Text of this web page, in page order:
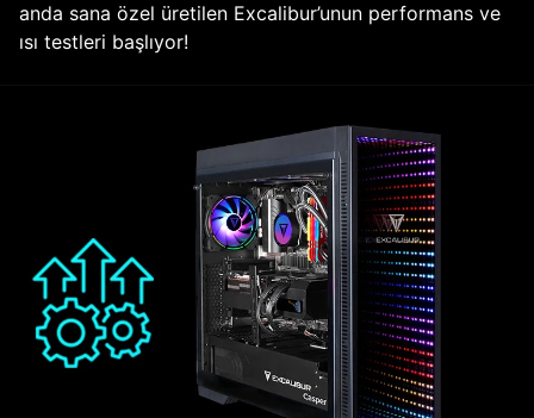
anda sana özel üretilen Excalibur’unun performans ve
ısı testleri başlıyor!